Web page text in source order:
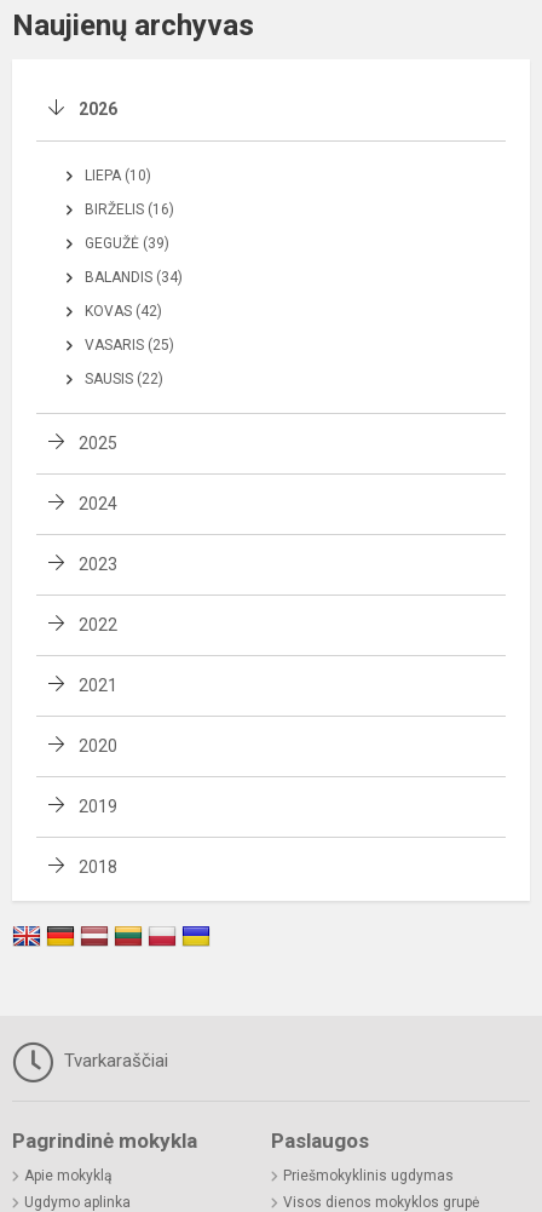
Naujienų archyvas
2026
LIEPA (10)
BIRŽELIS (16)
GEGUŽĖ (39)
BALANDIS (34)
KOVAS (42)
VASARIS (25)
SAUSIS (22)
2025
2024
2023
2022
2021
2020
2019
2018
Tvarkaraščiai
Pagrindinė mokykla
Apie mokyklą
Ugdymo aplinka
Paslaugos
Priešmokyklinis ugdymas
Visos dienos mokyklos grupė